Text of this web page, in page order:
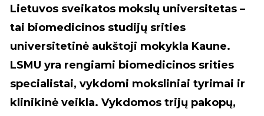
Lietuvos sveikatos mokslų universitetas –
tai biomedicinos studijų srities
universitetinė aukštoji mokykla Kaune.
LSMU yra rengiami biomedicinos srities
specialistai, vykdomi moksliniai tyrimai ir
klinikinė veikla. Vykdomos trijų pakopų,